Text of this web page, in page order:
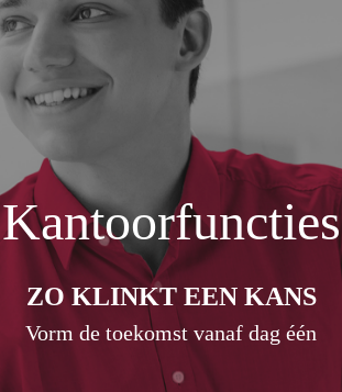
Kantoorfuncties
ZO KLINKT EEN KANS
Vorm de toekomst vanaf dag één